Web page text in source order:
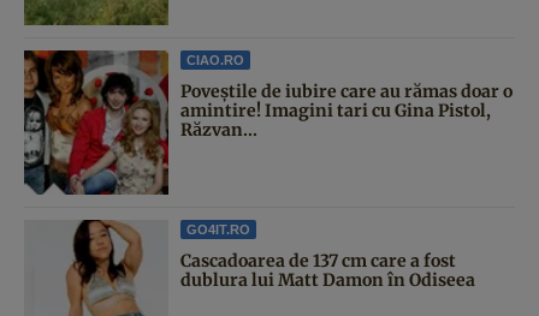
CIAO.RO
Poveştile de iubire care au rămas doar o
amintire! Imagini tari cu Gina Pistol,
Răzvan...
GO4IT.RO
Cascadoarea de 137 cm care a fost
dublura lui Matt Damon în Odiseea